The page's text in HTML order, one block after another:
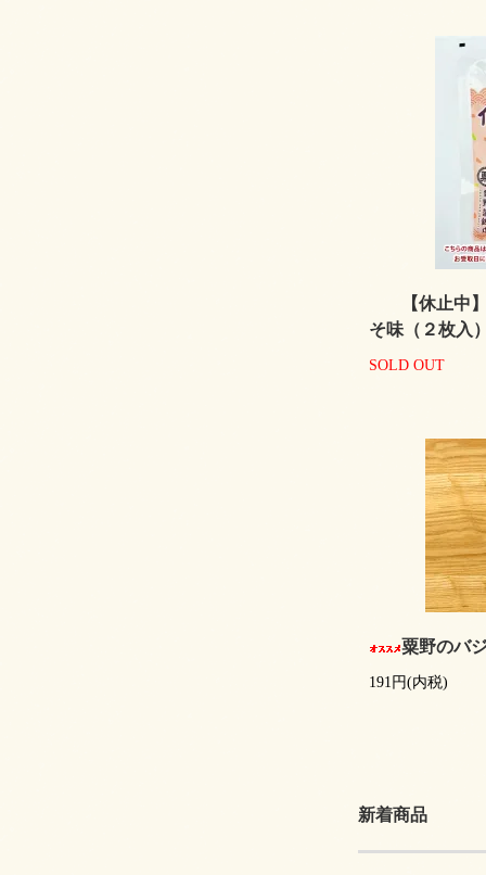
【休止中
そ味（２枚入
SOLD OUT
粟野のバ
191円(内税)
新着商品